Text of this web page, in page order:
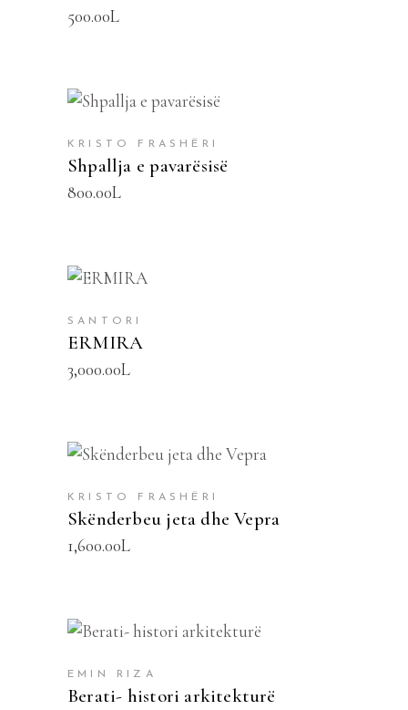
500.00L
SHTOJE NË SHPORTË
KRISTO FRASHËRI
Shpallja e pavarësisë
800.00L
SANTORI
ERMIRA
3,000.00L
SHTOJE NË SHPORTË
KRISTO FRASHËRI
Skënderbeu jeta dhe Vepra
1,600.00L
EMIN RIZA
Berati- histori arkitekturë